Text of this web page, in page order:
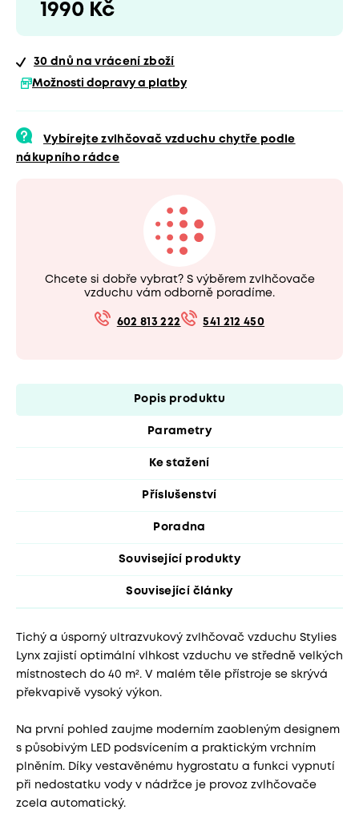
1990 Kč
30 dnů na vrácení zboží
Možnosti dopravy a platby
Vybírejte zvlhčovač vzduchu chytře podle
nákupního rádce
Chcete si dobře vybrat? S výběrem zvlhčovače
vzduchu vám odborně poradíme.
602 813 222 541 212 450
Popis produktu
Parametry
Ke stažení
Příslušenství
Poradna
Související produkty
Související články
Tichý a úsporný ultrazvukový zvlhčovač vzduchu Stylies
Lynx zajistí optimální vlhkost vzduchu ve středně velkých
místnostech do 40 m². V malém těle přístroje se skrývá
překvapivě vysoký výkon.
Na první pohled zaujme moderním zaobleným designem
s působivým LED podsvícením a praktickým vrchním
plněním. Díky vestavěnému hygrostatu a funkci vypnutí
při nedostatku vody v nádržce je provoz zvlhčovače
zcela automatický.